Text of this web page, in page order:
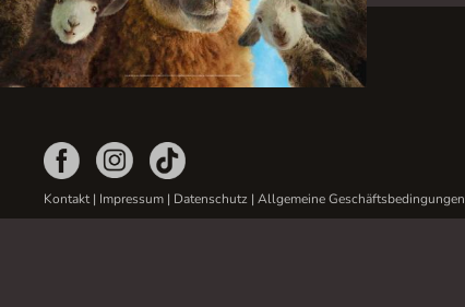
Kontakt| Impressum | Datenschutz | Allgemeine Geschäftsbedingungen